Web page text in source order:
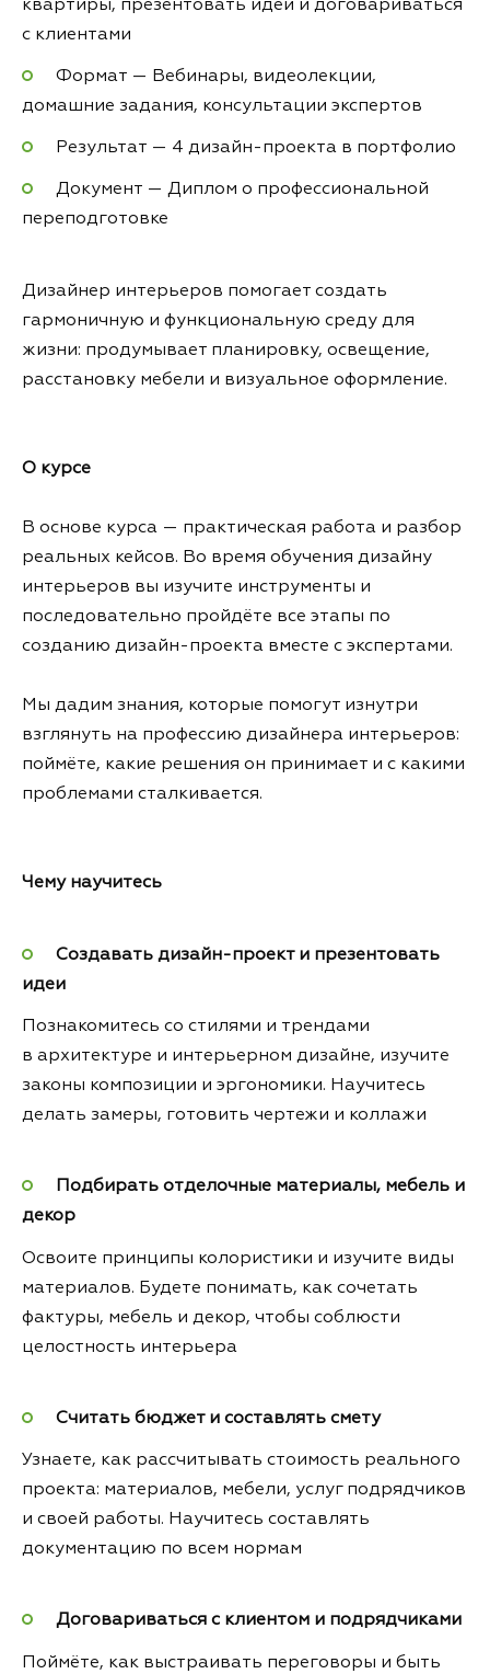
квартиры, презентовать идеи и договариваться
с клиентами
Формат — Вебинары, видеолекции,
домашние задания, консультации экспертов
Результат — 4 дизайн-проекта в портфолио
Документ — Диплом о профессиональной
переподготовке
Дизайнер интерьеров помогает создать
гармоничную и функциональную среду для
жизни: продумывает планировку, освещение,
расстановку мебели и визуальное оформление.
О курсе
В основе курса — практическая работа и разбор
реальных кейсов. Во время обучения дизайну
интерьеров вы изучите инструменты и
последовательно пройдёте все этапы по
созданию дизайн-проекта вместе с экспертами.
Мы дадим знания, которые помогут изнутри
взглянуть на профессию дизайнера интерьеров:
поймёте, какие решения он принимает и с какими
проблемами сталкивается.
Чему научитесь
Создавать дизайн-проект и презентовать
идеи
Познакомитесь со стилями и трендами
в архитектуре и интерьерном дизайне, изучите
законы композиции и эргономики. Научитесь
делать замеры, готовить чертежи и коллажи
Подбирать отделочные материалы, мебель и
декор
Освоите принципы колористики и изучите виды
материалов. Будете понимать, как сочетать
фактуры, мебель и декор, чтобы соблюсти
целостность интерьера
Считать бюджет и составлять смету
Узнаете, как рассчитывать стоимость реального
проекта: материалов, мебели, услуг подрядчиков
и своей работы. Научитесь составлять
документацию по всем нормам
Договариваться с клиентом и подрядчиками
Поймёте, как выстраивать переговоры и быть